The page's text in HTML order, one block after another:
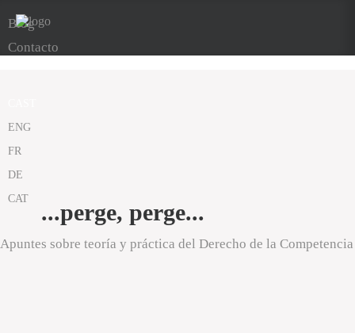
Blog
Contacto
ENG
FR
DE
CAT
...perge, perge...
Apuntes sobre teoría y práctica del Derecho de la Competencia